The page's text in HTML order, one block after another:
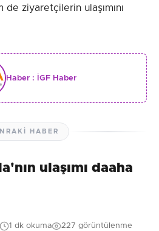
ziyaretçilerin ulaşımını
Haber : İGF Haber
HABER
ulaşımı daaha
1 dk okuma 227 görüntülenme